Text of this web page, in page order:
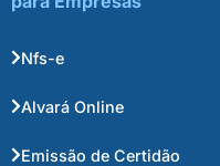
Nfs-e
Alvará Online
Emissão de Certidão